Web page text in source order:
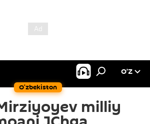
O‘zbekiston
O’Z
milliy